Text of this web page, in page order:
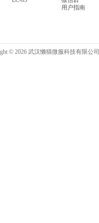
用户指南
© 2026 武汉懒猫微服科技有限公司